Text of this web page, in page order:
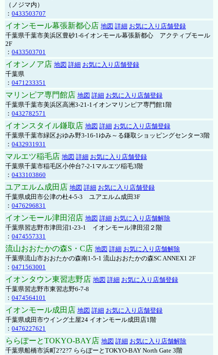
（ノジマ内）
： 0433503707
イオンモール幕張新都心店 地図 詳細 お気に入り店舗登録
千葉県千葉市美浜区豊砂1-6イオンモール幕張新都心 アクティブモール
2F
： 0433503701
イオンノア店 地図 詳細 お気に入り店舗登録
千葉県
： 0471233351
マリンピア専門館店 地図 詳細 お気に入り店舗登録
千葉県千葉市美浜区高洲3-21-1イオンマリンピア専門館1階
： 0432782571
イオンスタイル鎌取店 地図 詳細 お気に入り店舗登録
千葉県千葉市緑区おゆみ野3-16-1ゆみ～る鎌取ショッピングセンター3階
： 0432931931
マルエツ稲毛店 地図 詳細 お気に入り店舗登録
千葉県千葉市稲毛区小仲台7-2-1マルエツ稲毛3階
： 0433103860
ユアエルム成田店 地図 詳細 お気に入り店舗登録
千葉県成田市公津の杜4-5-3 ユアエルム成田3F
： 0476296831
イオンモール津田沼店 地図 詳細 お気に入り店舗解除
千葉県習志野市津田沼1-23-1 イオンモール津田沼２階
： 0474557331
流山おおたかの森S・C店 地図 詳細 お気に入り店舗解除
千葉県流山市おおたかの森南1-5-1 流山おおたかの森SC ANNEX1 2F
： 0471563001
イオンタウン東習志野店 地図 詳細 お気に入り店舗登録
千葉県習志野市東習志野6-7-8
： 0474564101
イオンモール成田店 地図 詳細 お気に入り店舗登録
千葉県成田市ウイング土屋24 イオンモール成田店1階
： 0476227621
ららぽーとTOKYO-BAY店 地図 詳細 お気に入り店舗解除
千葉県船橋市浜町2?2?7 ららぽーとTOKYO-BAY North Gate 3階